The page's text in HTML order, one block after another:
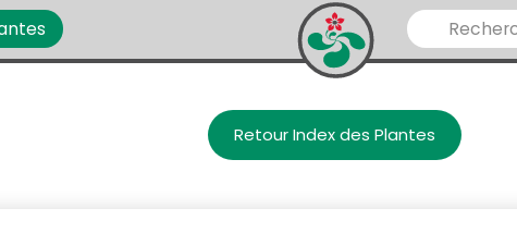
Retour Index des Plantes